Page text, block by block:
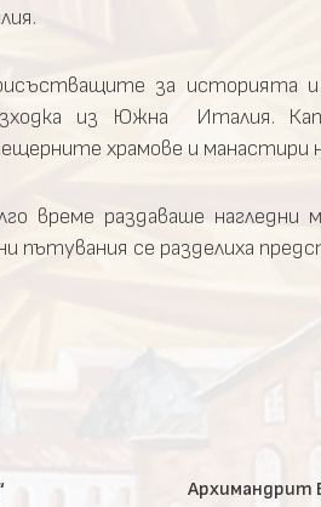
за историята
из Южна Италия.
храмове и манастири
време раздаваше нагледни
пътувания се разделиха